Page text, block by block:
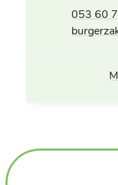
053 60
E-mail